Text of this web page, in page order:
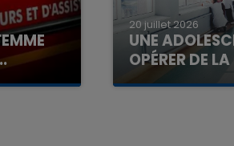
avoir
20 juillet 2026
UNE
OPÉRER DE
La famille a